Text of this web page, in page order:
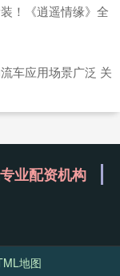
！《逍遥情缘》全
车应用场景广泛 关
业配资机构
地图